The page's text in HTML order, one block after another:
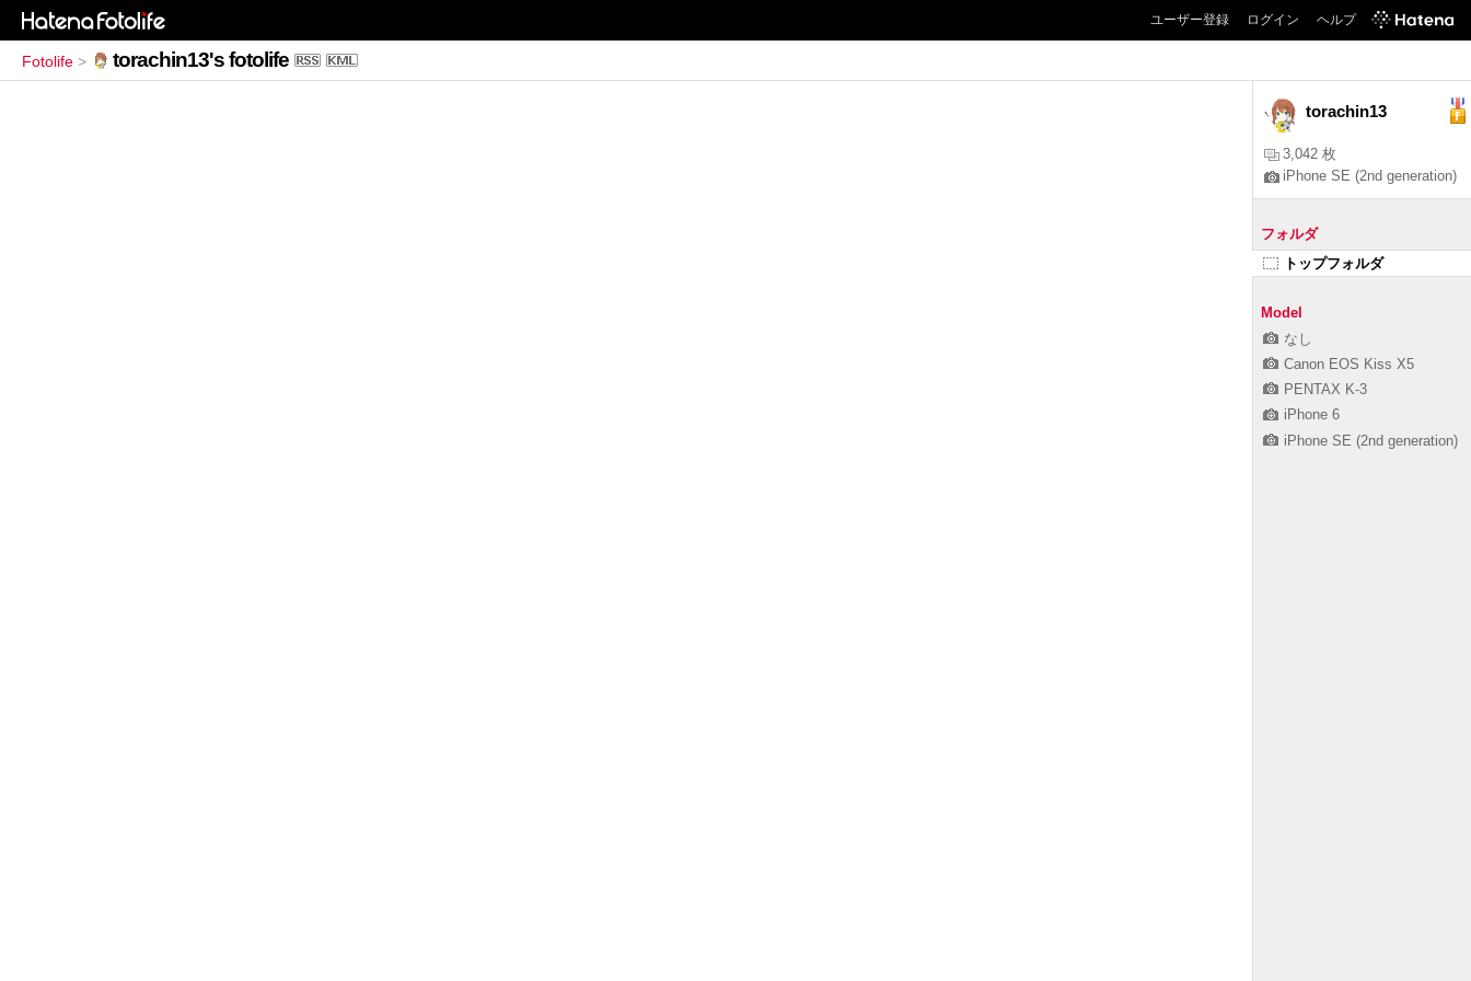
ユーザー登録 ログイン ヘルプ
Fotolife > torachin13's fotolife
torachin13
3,042 枚
iPhone SE (2nd generation)
フォルダ
トップフォルダ
Model
なし
Canon EOS Kiss X5
PENTAX K-3
iPhone 6
iPhone SE (2nd generation)